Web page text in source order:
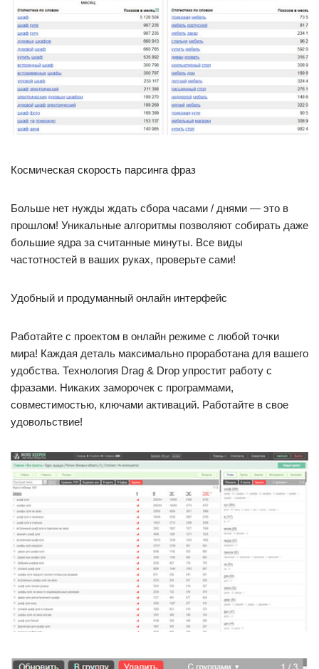
Космическая скорость парсинга фраз
Больше нет нужды ждать сбора часами / днями — это в
прошлом! Уникальные алгоритмы позволяют собирать даже
большие ядра за считанные минуты. Все виды
частотностей в ваших руках, проверьте сами!
Удобный и продуманный онлайн интерфейс
Работайте с проектом в онлайн режиме с любой точки
мира! Каждая деталь максимально проработана для вашего
удобства. Технология Drag & Drop упростит работу с
фразами. Никаких заморочек с программами,
совместимостью, ключами активаций. Работайте в свое
удовольствие!